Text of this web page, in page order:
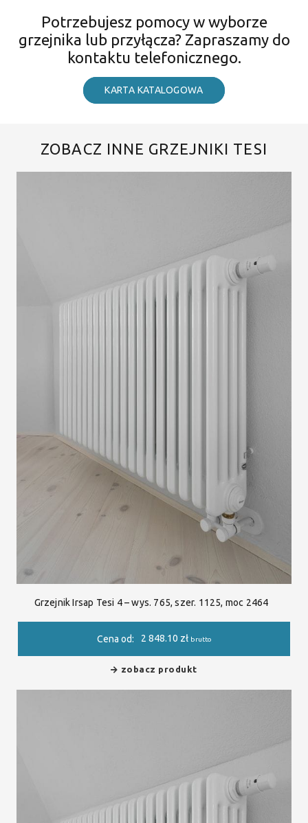
Potrzebujesz pomocy w wyborze
grzejnika lub przyłącza? Zapraszamy do
kontaktu telefonicznego.
KARTA KATALOGOWA
ZOBACZ INNE GRZEJNIKI TESI
Grzejnik Irsap Tesi 4 – wys. 765, szer. 1125, moc 2464
Cena od: 2 848.10 zł brutto
zobacz produkt